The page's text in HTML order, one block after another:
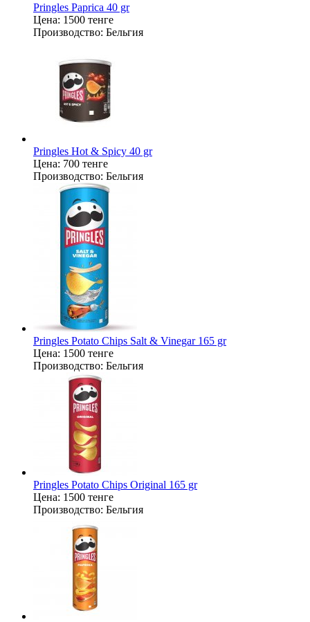
Pringles Paprica 40 gr
Цена: 1500 тенге
Производство: Бельгия
Pringles Hot & Spicy 40 gr
Цена: 700 тенге
Производство: Бельгия
Pringles Potato Chips Salt & Vinegar 165 gr
Цена: 1500 тенге
Производство: Бельгия
Pringles Potato Chips Original 165 gr
Цена: 1500 тенге
Производство: Бельгия